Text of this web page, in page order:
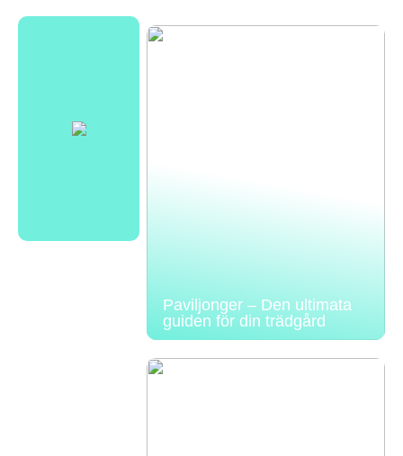
Paviljonger – Den ultimata
guiden för din trädgård